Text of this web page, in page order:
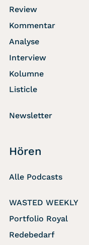
Review
Kommentar
Analyse
Interview
Kolumne
Listicle
Newsletter
Hören
Alle Podcasts
WASTED WEEKLY
Portfolio Royal
Redebedarf